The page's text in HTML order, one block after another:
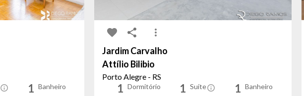
1 Banheiro
Jardim Carvalho
Attílio Bilibio
Porto Alegre - RS
1 Dormitório 1 Suíte 1 Banheiro